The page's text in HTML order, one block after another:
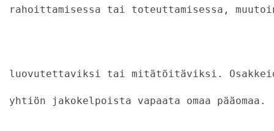
rahoittamisessa tai toteuttamisessa,
luovutettaviksi tai mitätöitäviksi.
yhtiön jakokelpoista vapaata omaa pääomaa.